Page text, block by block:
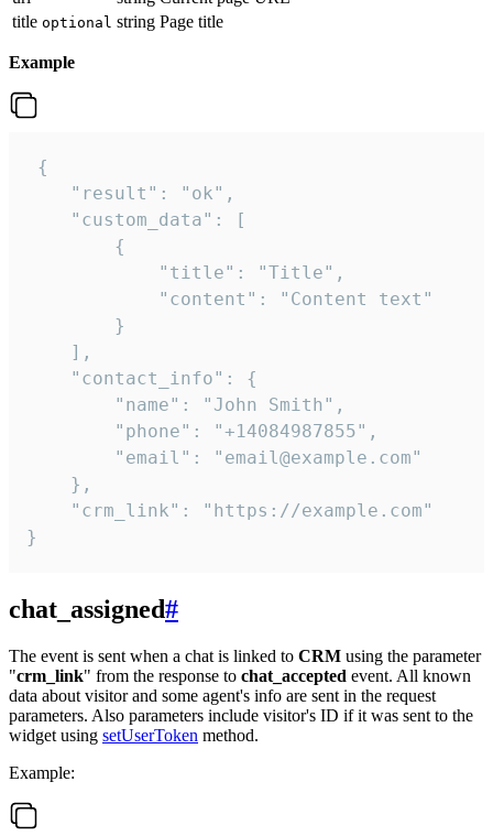
title optional string Page title
Example
{
    "result": "ok",
    "custom_data": [
        {
            "title": "Title",
            "content": "Content text"
        }
    ],
    "contact_info": {
        "name": "John Smith",
        "phone": "+14084987855",
        "email": "email@example.com"
    },
    "crm_link": "https://example.com"
}
chat_assigned#
The event is sent when a chat is linked to CRM using the parameter
"crm_link" from the response to chat_accepted event. All known
data about visitor and some agent's info are sent in the request
parameters. Also parameters include visitor's ID if it was sent to the
widget using setUserToken method.
Example: